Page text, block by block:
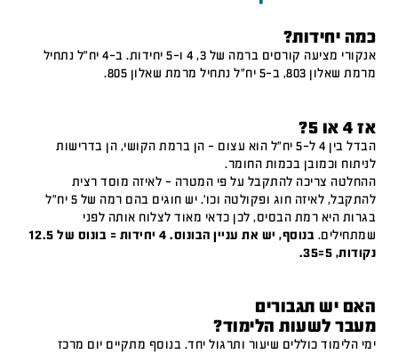
כמה יחידות?
אנקורי מציעה קורסים ברמה של 3, 4 ו-5 יחידות. ב-4 יח"ל נתחיל
מרמת שאלון 803, ב-5 יח"ל נתחיל מרמת שאלון 805.
אז 4 או 5?
הבדל בין 4 ל-5 יח"ל הוא עצום – הן ברמת הקושי, הן בדרישות
לניתוח וכמובן בכמות החומר.
ההחלטה צריכה להתקבל על פי המטרה – לאיזה מוסד רצית
להתקבל, לאיזה חוג ופקולטה וכו'. יש חוגים בהם רמה של 5 יח"ל
בגרות היא רמת הבסיס, לכן כדאי מאוד לצלוח אותה לפני
שמתחילים.
בנוסף, יש את עניין הבונוס. 4 יחידות = בונוס של 12.5
נקודות, 5=35.
האם יש תגבורים
מעבר לשעות הלימוד?
ימי הלימוד כוללים שיעור ותרגול יחד. בנוסף מתקיים יום מרכז